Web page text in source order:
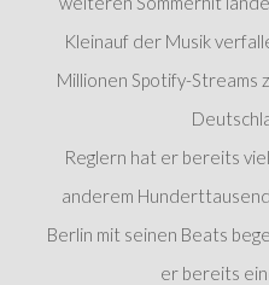
Kleinauf der Musik
Millionen Spotify-Streams
Reglern hat er bereits
anderem
Berlin mit seinen Beats
er bereits